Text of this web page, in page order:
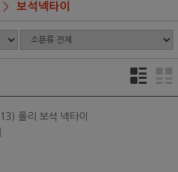
보석넥타이
폴리 보석 넥타이